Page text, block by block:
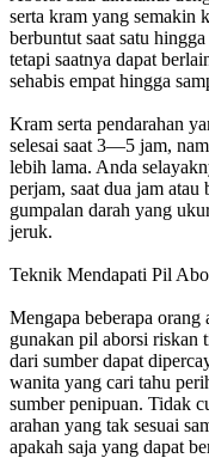
serta kram yang semakin
berbuntut saat satu
tetapi saatnya dapat
sehabis empat hingga
Kram serta pendarahan
selesai saat 3—5 jam,
lebih lama. Anda
perjam, saat dua jam
gumpalan darah yang
jeruk.
Teknik Mendapati Pil
Mengapa beberapa orang
gunakan pil aborsi riskan
dari sumber dapat
wanita yang cari tahu
sumber penipuan. Tidak
arahan yang tak sesuai
apakah saja yang dapat